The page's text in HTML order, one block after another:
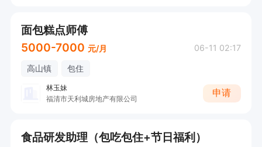
面包糕点师傅
5000-7000 元/月 06-11 02:17
高山镇 包住
林玉妹
福清市天利城房地产有限公司
申请
食品研发助理（包吃包住+节日福利）